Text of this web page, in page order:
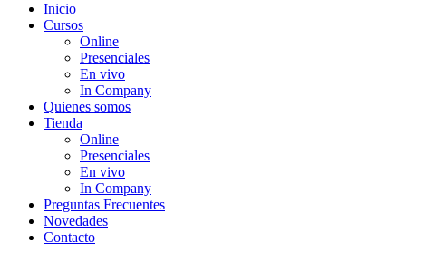
Inicio
Cursos
Online
Presenciales
En vivo
In Company
Quienes somos
Tienda
Online
Presenciales
En vivo
In Company
Preguntas Frecuentes
Novedades
Contacto